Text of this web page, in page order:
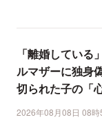
「離婚してい
ルマザーに独身
切られた子の「
2026年08月08日 08時